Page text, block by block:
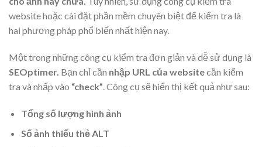
website hoặc cài đặt phần mềm chuyên biệt để kiểm tra là
hai phương pháp phổ biến nhất hiện nay.
Một trong những công cụ kiểm tra đơn giản và dễ sử dụng là
SEOptimer. Bạn chỉ cần nhập URL của websitecần kiểm
tra và nhấp vào “check” . Công cụ sẽ hiển thị kết quả như sau:
Tổng số lượng hình ảnh
Số ảnh thiếu thẻ ALT